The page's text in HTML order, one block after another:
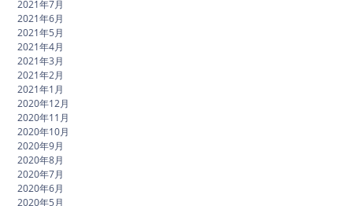
2021年7月
2021年6月
2021年5月
2021年4月
2021年3月
2021年2月
2021年1月
2020年12月
2020年11月
2020年10月
2020年9月
2020年8月
2020年7月
2020年6月
2020年5月